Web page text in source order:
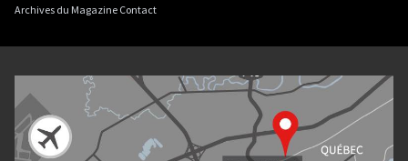
Archives du Magazine Contact